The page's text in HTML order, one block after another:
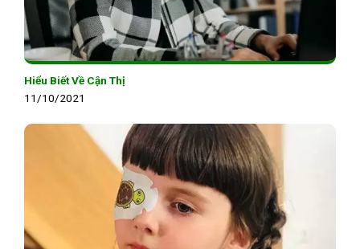
Hiểu Biết Về Cận Thị
11/10/2021